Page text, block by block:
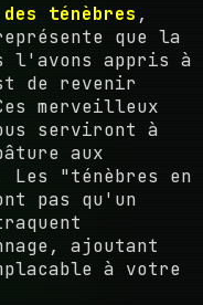
ténèbres ,
que la
l'avons appris à
de revenir
merveilleux
serviront à
aux
Les "ténèbres en
pas qu'un
ajoutant
à votre